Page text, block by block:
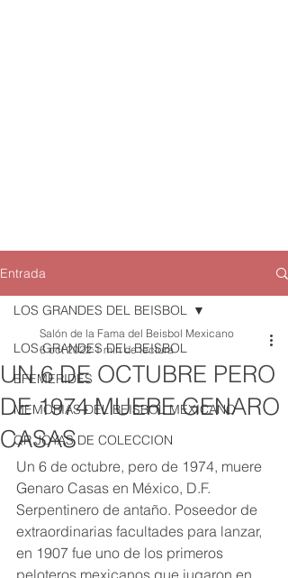
Entrada
LOS GRANDES DEL BEISBOL
EFEMERIDES
MEMORIAS DEL BEISBOL MEXICANO
QR JOYAS DE COLECCION
LOS GRANDES DEL BEISBOL
UN 6 DE OCTUBRE PERO
DE 1974 MUERE GENARO
CASAS
Salón de la Fama del Beisbol Mexicano
6 oct 2022 1 min de lectura
Un 6 de octubre, pero de 1974, muere
Genaro Casas en México, D.F.
Serpentinero de antaño. Poseedor de
extraordinarias facultades para lanzar,
en 1907 fue uno de los primeros
peloteros mexicanos que jugaron en